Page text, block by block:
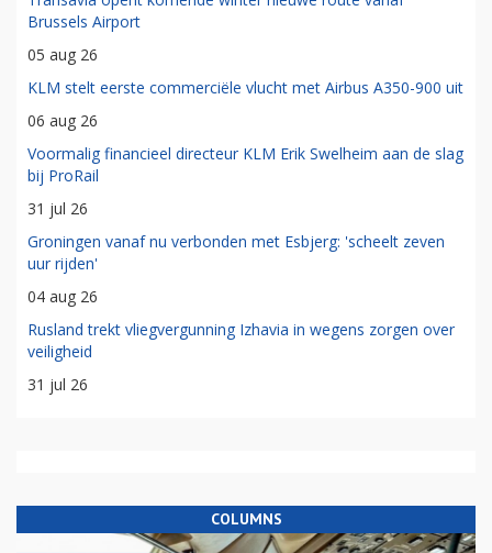
Brussels Airport
05 aug 26
KLM stelt eerste commerciële vlucht met Airbus A350-900 uit
06 aug 26
Voormalig financieel directeur KLM Erik Swelheim aan de slag
bij ProRail
31 jul 26
Groningen vanaf nu verbonden met Esbjerg: 'scheelt zeven
uur rijden'
04 aug 26
Rusland trekt vliegvergunning Izhavia in wegens zorgen over
veiligheid
31 jul 26
COLUMNS